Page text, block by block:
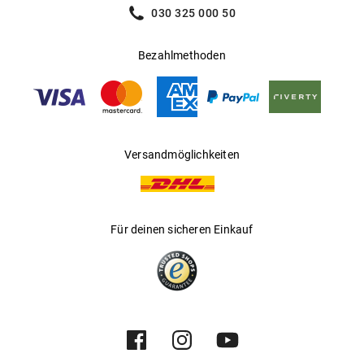
030 325 000 50
Bezahlmethoden
Versandmöglichkeiten
Für deinen sicheren Einkauf